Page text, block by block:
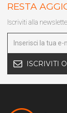
RESTA
Iscriviti alla
ISCRIVITI